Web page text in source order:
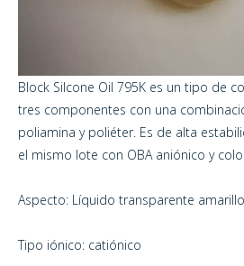
Block Silcone Oil 795K es un tipo de
tres componentes con una
poliamina y poliéter. Es de alta
el mismo lote con OBA aniónico y
Aspecto: Líquido transparente
Tipo iónico: catiónico